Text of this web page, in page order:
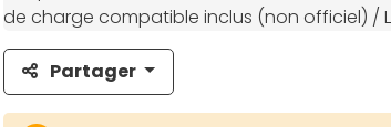
de charge compatible inclus (non officiel) /
Partager